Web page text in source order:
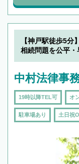
【神戸駅徒歩5分
相続問題を公平
中村法律事
19時以降TEL可 オ
駐車場あり 土日祝